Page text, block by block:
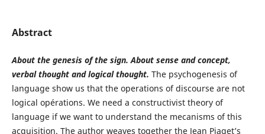
Abstract
About the genesis of the sign. About sense and concept,
verbal thought and logical thought. The psychogenesis of
language show us that the operations of discourse are not
logical opérations. We need a constructivist theory of
language if we want to understand the mecanisms of this
acquisition. The author weaves together the Jean Piaget’s